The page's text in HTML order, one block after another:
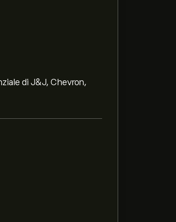
di J&J, Chevron,